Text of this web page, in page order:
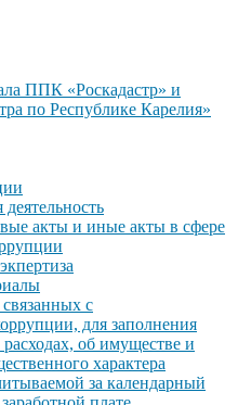
ППК «Роскадастр» и
по Республике Карелия»
акты и иные акты в сфере
с
для заполнения
об имуществе и
характера
за календарный